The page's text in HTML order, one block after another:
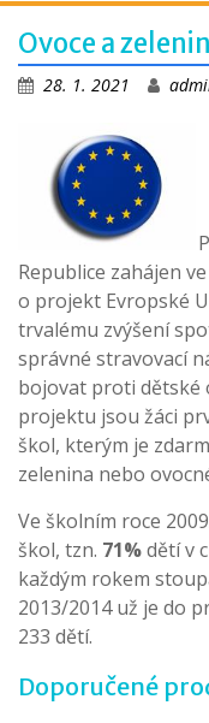
Ovoce a
28. 1. 2021
Republice zahájen
o projekt Evropské
trvalému zvýšení
správné stravovací
bojovat proti dětské
projektu jsou žáci
škol, kterým je
zelenina nebo
Ve školním roce
škol, tzn. 71%dětí v
každým rokem
2013/2014 už je do
233 dětí.
Doporučené